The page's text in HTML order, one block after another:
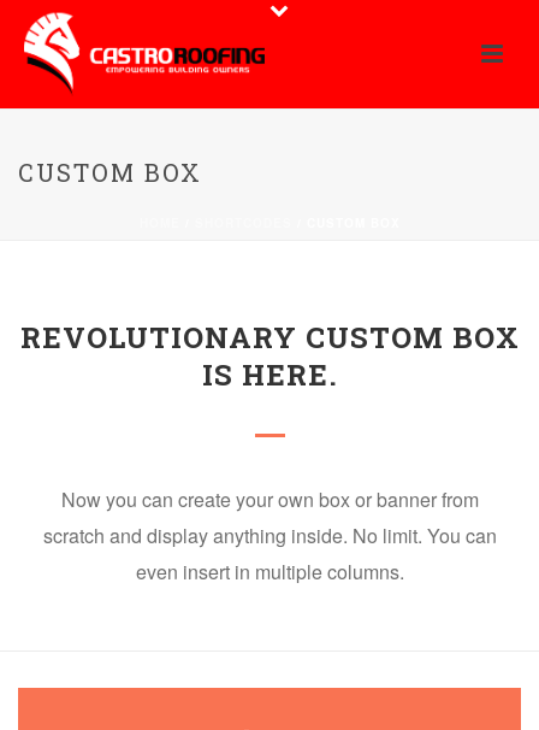
CUSTOM BOX
REVOLUTIONARY CUSTOM BOX
IS HERE.
Now you can create your own box or banner from
scratch and display anything inside. No limit. You can
even insert in multiple columns.